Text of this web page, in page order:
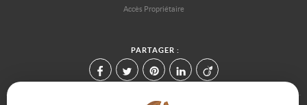
Accès Propriétaire
PARTAGER :